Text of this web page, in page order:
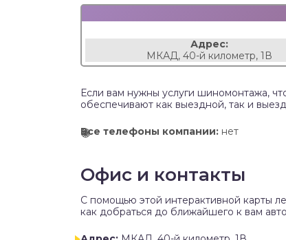
Адрес:
МКАД, 40-й километр, 1В
Если вам нужны услуги шиномонтажа,
обеспечивают как выездной, так и
Все телефоны компании: нет
Офис и контакты
C помощью этой интерактивной карты
как добраться до ближайшего к вам